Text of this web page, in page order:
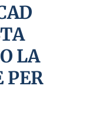
LA
PER